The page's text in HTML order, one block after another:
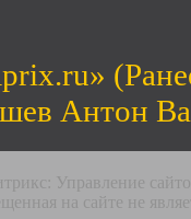
Антон
Управление
на сайте не